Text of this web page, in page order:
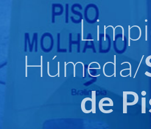
Húmeda/
de